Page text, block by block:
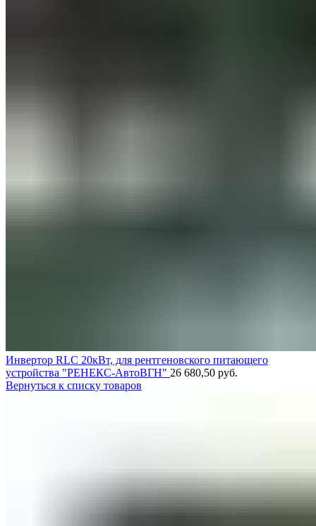
Инвертор RLC 20кВт, для рентгеновского питающего
устройства "РЕНЕКС-АвтоВГН" 26 680,50 руб.
Вернуться к списку товаров